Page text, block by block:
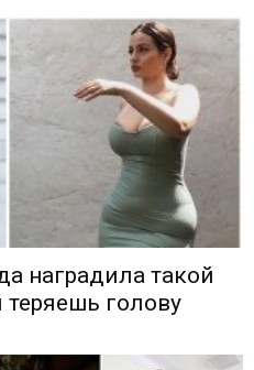
наградила такой
теряешь голову